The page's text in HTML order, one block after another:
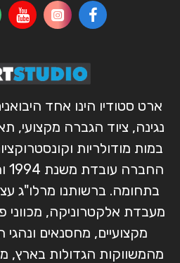
ארט סטודיו הינו אחד
נגינה, ציוד הגברה מקצועי,
במות מודולריות
מעבדת אלקטרוניקה, מכווני
מקצועיים, מחסנאים
מהמשווקות הגדולות בארץ,